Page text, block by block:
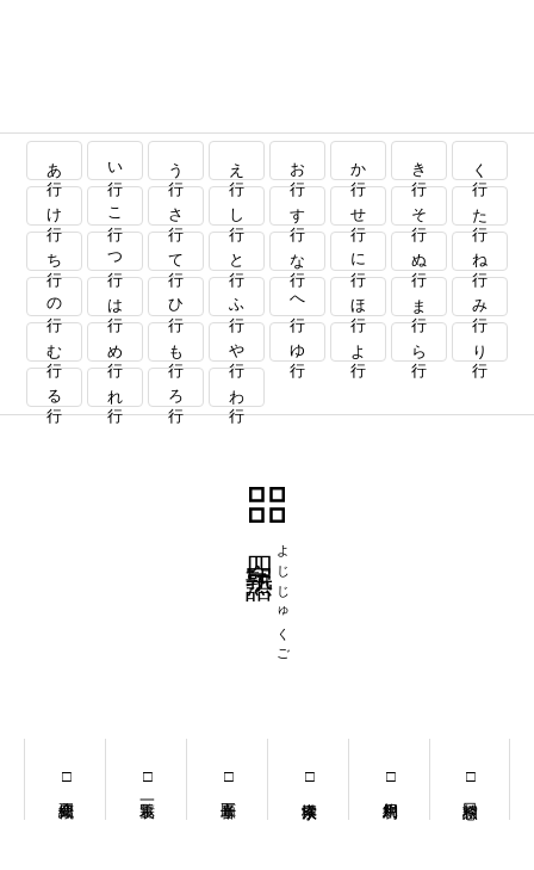
あ行 い行 う行 え行 お行 か行 き行 く行
け行 こ行 さ行 し行 す行 せ行 そ行 た行
ち行 つ行 て行 と行 な行 に行 ぬ行 ね行
の行 は行 ひ行 ふ行 へ行 ほ行 ま行 み行
む行 め行 も行 や行 ゆ行 よ行 ら行 り行
る行 れ行 ろ行 わ行
よじじゅくご